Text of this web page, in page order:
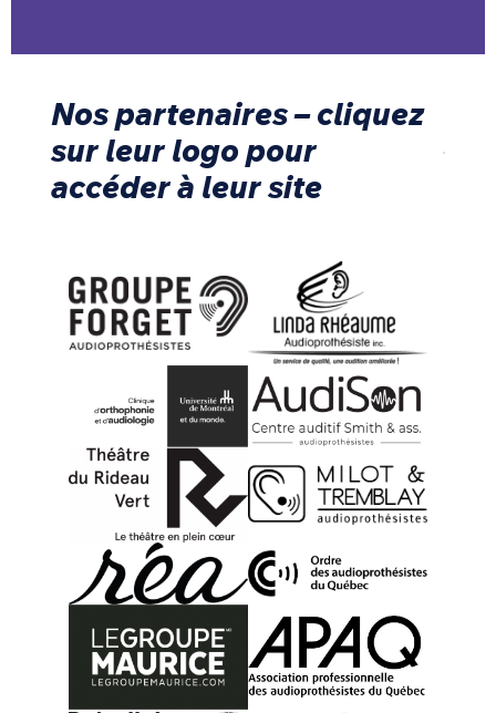
Nos partenaires – cliquez
sur leur logo pour
accéder à leur site